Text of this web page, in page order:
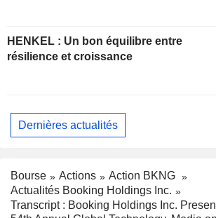
HENKEL : Un bon équilibre entre
résilience et croissance
Dernières actualités
Bourse Actions
Action BKNG
Actualités Booking Holdings Inc.
Transcript : Booking Holdings Inc.